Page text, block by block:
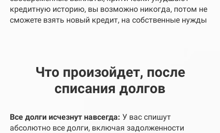
кредитную историю, вы возможно никогда, потом не
сможете взять новый кредит, на собственные нужды
Что произойдет, после
списания долгов
Все долги исчезнут навсегда: У вас спишут
абсолютно все долги, включая задолженности